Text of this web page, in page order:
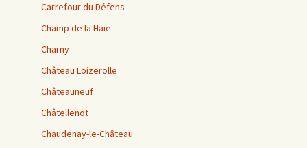
Carrefour du Défens
Champ de la Haie
Charny
Château Loizerolle
Châteauneuf
Châtellenot
Chaudenay-le-Château